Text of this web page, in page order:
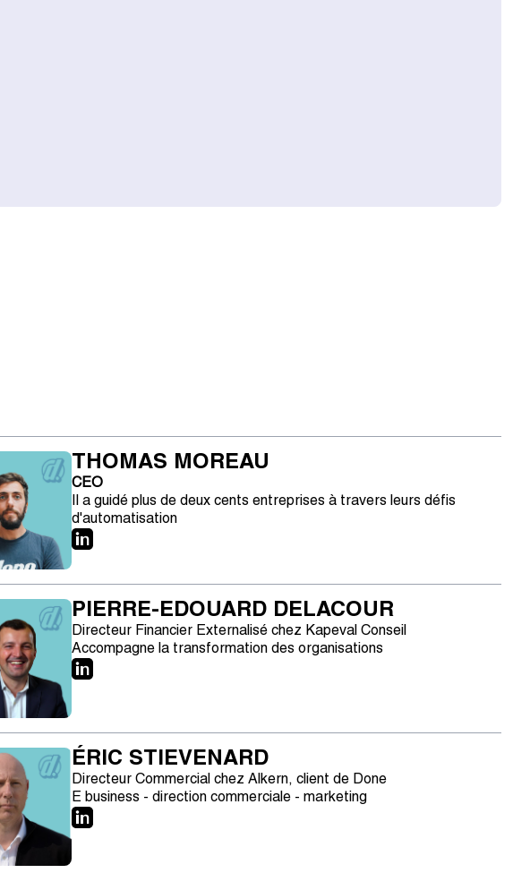
THOMAS MOREAU
CEO
Il a guidé plus de deux cents entreprises à travers leurs défis
d'automatisation
PIERRE-EDOUARD DELACOUR
Directeur Financier Externalisé chez Kapeval Conseil
Accompagne la transformation des organisations
ÉRIC STIEVENARD
Directeur Commercial chez Alkern, client de Done
E business - direction commerciale - marketing